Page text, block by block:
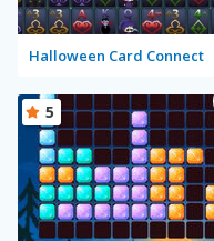
Halloween Card Connect
5